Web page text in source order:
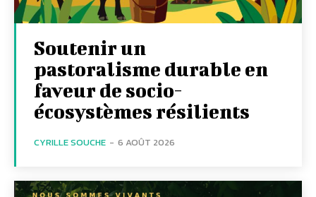
Soutenir un
pastoralisme durable en
faveur de socio-
écosystèmes résilients
CYRILLE SOUCHE - 6 AOÛT 2026